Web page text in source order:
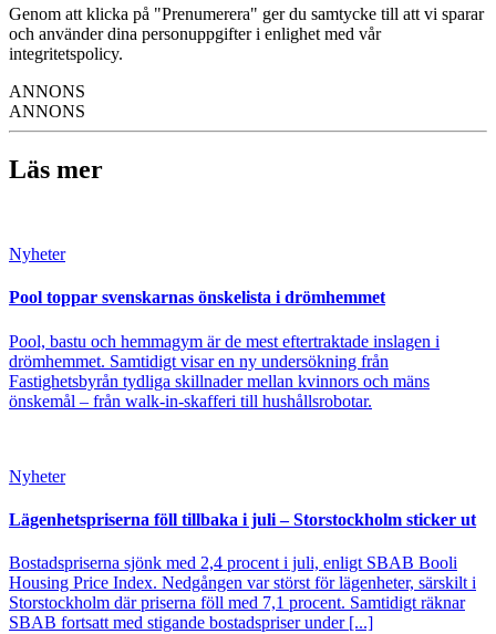
Genom att klicka på "Prenumerera" ger du samtycke till att vi sparar
och använder dina personuppgifter i enlighet med vår
integritetspolicy.
ANNONS
ANNONS
Läs mer
Nyheter
Pool toppar svenskarnas önskelista i drömhemmet
Pool, bastu och hemmagym är de mest eftertraktade inslagen i
drömhemmet. Samtidigt visar en ny undersökning från
Fastighetsbyrån tydliga skillnader mellan kvinnors och mäns
önskemål – från walk-in-skafferi till hushållsrobotar.
Nyheter
Lägenhetspriserna föll tillbaka i juli – Storstockholm sticker ut
Bostadspriserna sjönk med 2,4 procent i juli, enligt SBAB Booli
Housing Price Index. Nedgången var störst för lägenheter, särskilt i
Storstockholm där priserna föll med 7,1 procent. Samtidigt räknar
SBAB fortsatt med stigande bostadspriser under [...]